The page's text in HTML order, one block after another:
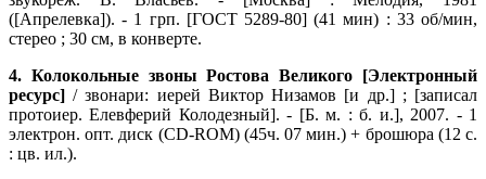
([Апрелевка]). - 1 грп. [ГОСТ 5289-80] (41 мин) : 33 об/мин,
стерео ; 30 см, в конверте.
4. Колокольные звоны Ростова Великого [Электронный
ресурс] / звонари: иерей Виктор Низамов [и др.] ; [записал
протоиер. Елевферий Колодезный]. - [Б. м. : б. и.], 2007. - 1
электрон. опт. диск (CD-ROM) (45ч. 07 мин.) + брошюра (12 с.
: цв. ил.).